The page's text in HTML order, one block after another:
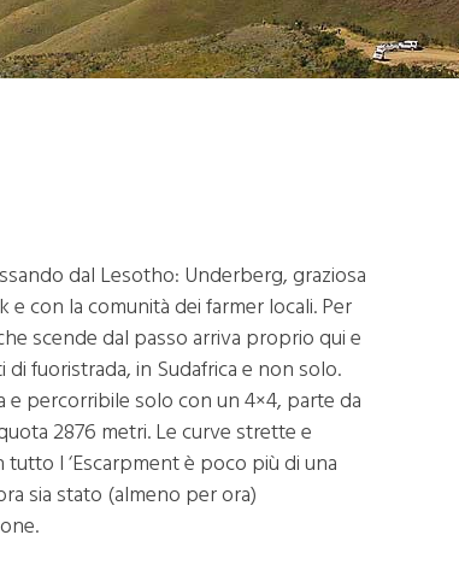
dal Lesotho: Underberg, graziosa
con la comunità dei farmer locali. Per
scende dal passo arriva proprio qui e
fuoristrada, in Sudafrica e non solo.
percorribile solo con un 4×4, parte da
2876 metri. Le curve strette e
l ‘Escarpment è poco più di una
sia stato (almeno per ora)